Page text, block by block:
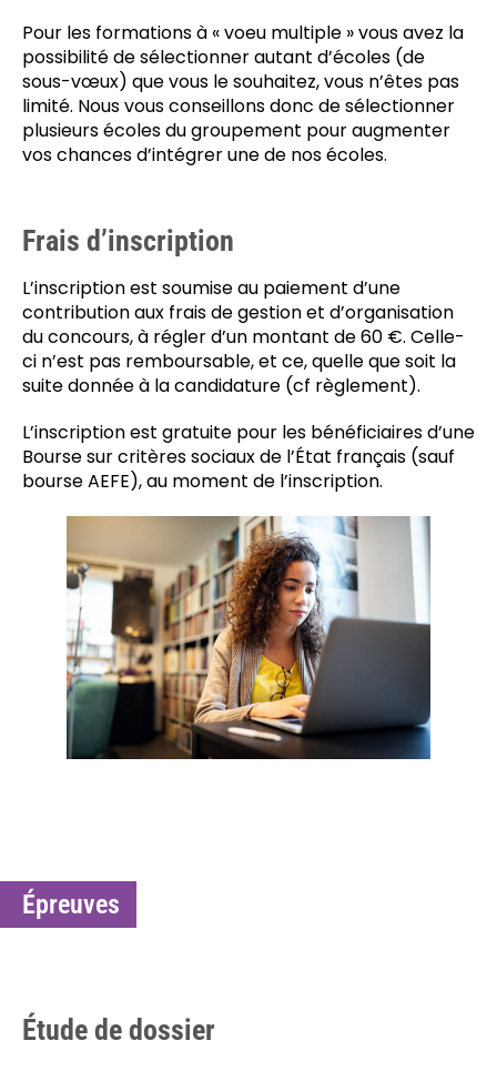
Pour les formations à « voeu multiple » vous avez la
possibilité de sélectionner autant d’écoles (de
sous-vœux) que vous le souhaitez, vous n’êtes pas
limité. Nous vous conseillons donc de sélectionner
plusieurs écoles du groupement pour augmenter
vos chances d’intégrer une de nos écoles.
Frais d’inscription
L’inscription est soumise au paiement d’une
contribution aux frais de gestion et d’organisation
du concours, à régler d’un montant de 60 €. Celle-
ci n’est pas remboursable, et ce, quelle que soit la
suite donnée à la candidature (cf règlement).
L’inscription est gratuite pour les bénéficiaires d’une
Bourse sur critères sociaux de l’État français (sauf
bourse AEFE), au moment de l’inscription.
Épreuves
Étude de dossier